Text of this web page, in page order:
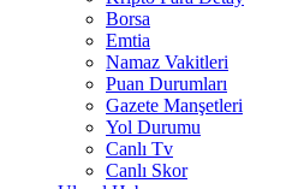
Borsa
Emtia
Namaz Vakitleri
Puan Durumları
Gazete Manşetleri
Yol Durumu
Canlı Tv
Canlı Skor